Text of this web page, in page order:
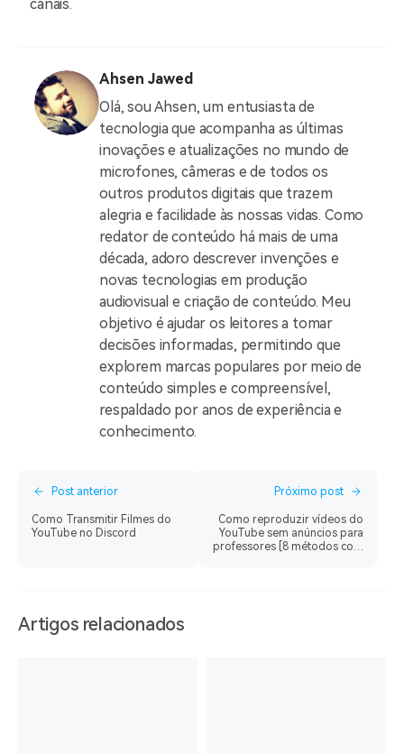
canais.
Ahsen Jawed
Olá, sou Ahsen, um entusiasta de
tecnologia que acompanha as últimas
inovações e atualizações no mundo de
microfones, câmeras e de todos os
outros produtos digitais que trazem
alegria e facilidade às nossas vidas. Como
redator de conteúdo há mais de uma
década, adoro descrever invenções e
novas tecnologias em produção
audiovisual e criação de conteúdo. Meu
objetivo é ajudar os leitores a tomar
decisões informadas, permitindo que
explorem marcas populares por meio de
conteúdo simples e compreensível,
respaldado por anos de experiência e
conhecimento.
Post anterior
Como Transmitir Filmes do
YouTube no Discord
Próximo post
Como reproduzir vídeos do
YouTube sem anúncios para
professores [8 métodos com
Artigos relacionados